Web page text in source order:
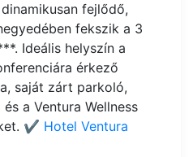
fejlődő,
fekszik a 3
Ideális helyszín a
érkező
saját zárt parkoló,
a Ventura Wellness
✔️ Hotel Ventura